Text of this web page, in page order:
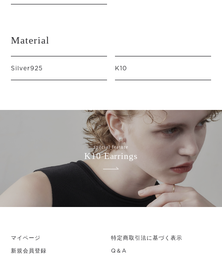
Material
Silver925 K10
special feature
K10 Earrings
マイページ
新規会員登録
特定商取引法に基づく表示
Q＆A